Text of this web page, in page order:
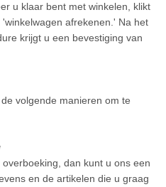
u klaar bent met winkelen, klikt
afrekenen.' Na het
krijgt u een bevestiging van
volgende manieren om te
dan kunt u ons een
en de artikelen die u graag